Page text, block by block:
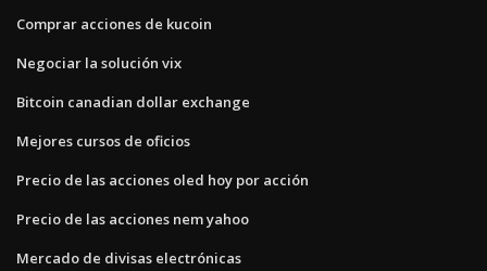
Comprar acciones de kucoin
Negociar la solución vix
Bitcoin canadian dollar exchange
Mejores cursos de oficios
Precio de las acciones oled hoy por acción
Precio de las acciones nem yahoo
Mercado de divisas electrónicas